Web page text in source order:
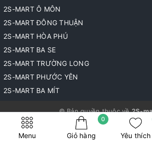
Menu Giỏ hàng
0
Yêu thích
2S-MART Ô MÔN
2S-MART ĐÔNG THUẬN
2S-MART HÒA PHÚ
2S-MART BA SE
2S-MART TRƯỜNG LONG
2S-MART PHƯỚC YÊN
2S-MART BA MÍT
© Bản quyền thuộc về2S-
Cung cấp bởi
Sapo